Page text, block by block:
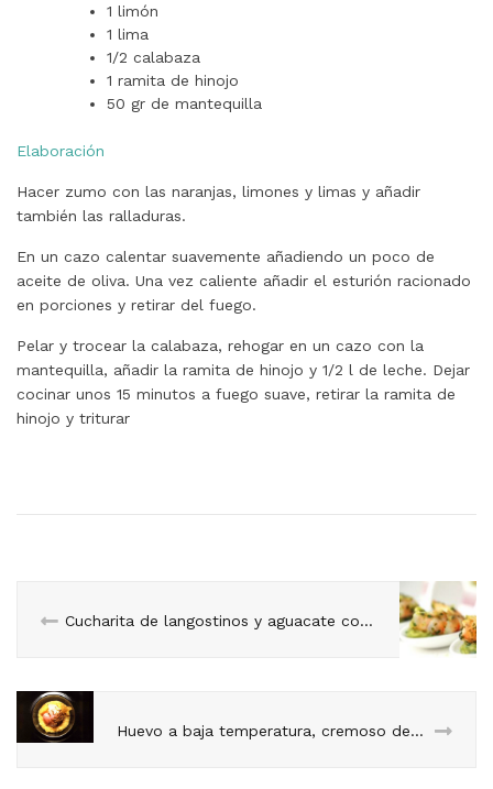
1 limón
1 lima
1/2 calabaza
1 ramita de hinojo
50 gr de mantequilla
Elaboración
Hacer zumo con las naranjas, limones y limas y añadir
también las ralladuras.
En un cazo calentar suavemente añadiendo un poco de
aceite de oliva. Una vez caliente añadir el esturión racionado
en porciones y retirar del fuego.
Pelar y trocear la calabaza, rehogar en un cazo con la
mantequilla, añadir la ramita de hinojo y 1/2 l de leche. Dejar
cocinar unos 15 minutos a fuego suave, retirar la ramita de
hinojo y triturar
Cucharita de langostinos y aguacate con pimientos caramelizados
Huevo a baja temperatura, cremoso de patata y trufa negra